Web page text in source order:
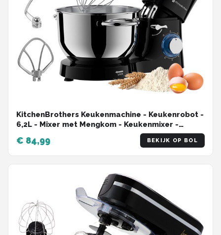
KitchenBrothers Keukenmachine - Keukenrobot -
6,2L - Mixer met Mengkom - Keukenmixer -
€ 84,99 BEKIJK OP BOL